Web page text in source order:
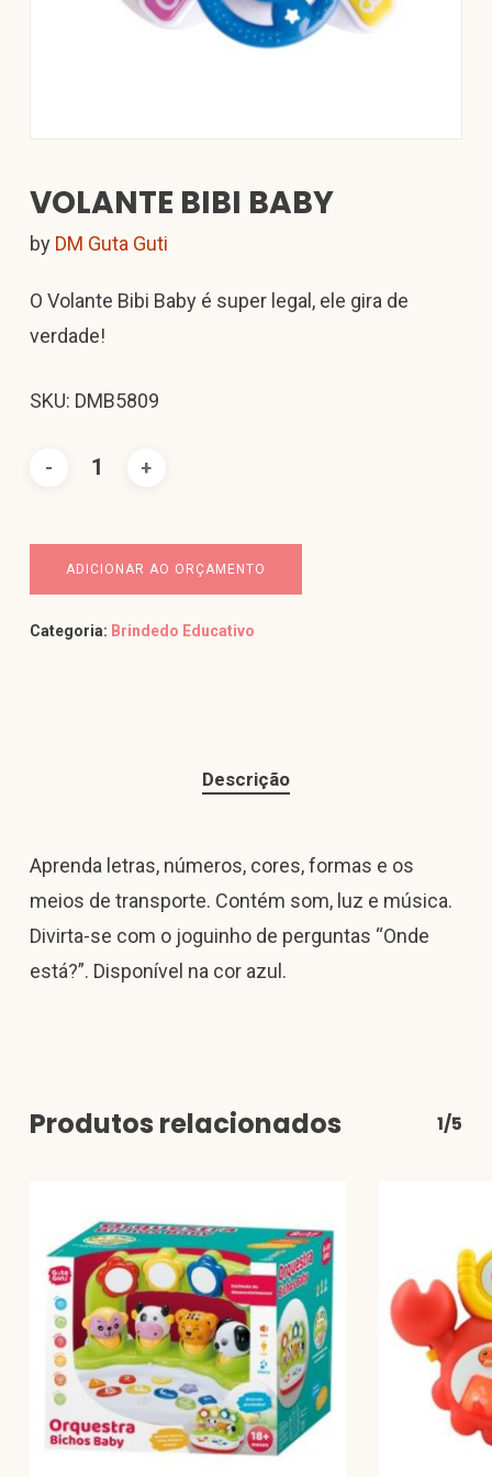
VOLANTE BIBI BABY
by DM Guta Guti
O Volante Bibi Baby é super legal, ele gira de
verdade!
SKU: DMB5809
ADICIONAR AO ORÇAMENTO
Categoria: Brindedo Educativo
Descrição
Aprenda letras, números, cores, formas e os
meios de transporte. Contém som, luz e música.
Divirta-se com o joguinho de perguntas “Onde
está?”. Disponível na cor azul.
Produtos relacionados 1/5